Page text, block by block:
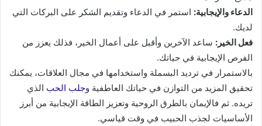
الدعاء والإيجابية: استمر في الدعاء وتقديم الشكر على البركات التي
لديك.
فعل الخير: ساعد الآخرين وأقبل على أعمال الخير، فذلك يعزز من
الفرص الإيجابية في حياتك.
بالاستمرار في ترديد البسملة واستخدامها في مجال العلاقات، يمكنك
تحقيق المزيد من التوازن في حياتك العاطفية وجلب الحب الذي
تريده. ثم فالإيمان بالطرق الروحية وتعزيز الطاقة الإيجابية من أبرز
الأساسيات لجذب الحبيب في وقت قياسي.